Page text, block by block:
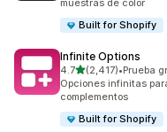
muestras de color
Built for Shopify
Infinite Options
4.7de 5 estrellas
(2,417)
2417 reseñas en total
•Prueba
Opciones infinitas
complementos
Built for Shopify